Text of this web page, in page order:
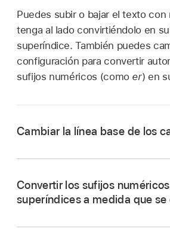
Puedes subir o bajar el texto con
tenga al lado convirtiéndolo en
superíndice. También puedes
configuración para convertir
sufijos numéricos (como er) en
Cambiar la línea base de los
Abre una hoja de cálculo y
que quieres cambiar y luego
controles.
Convertir los sufijos
superíndices a medida que se